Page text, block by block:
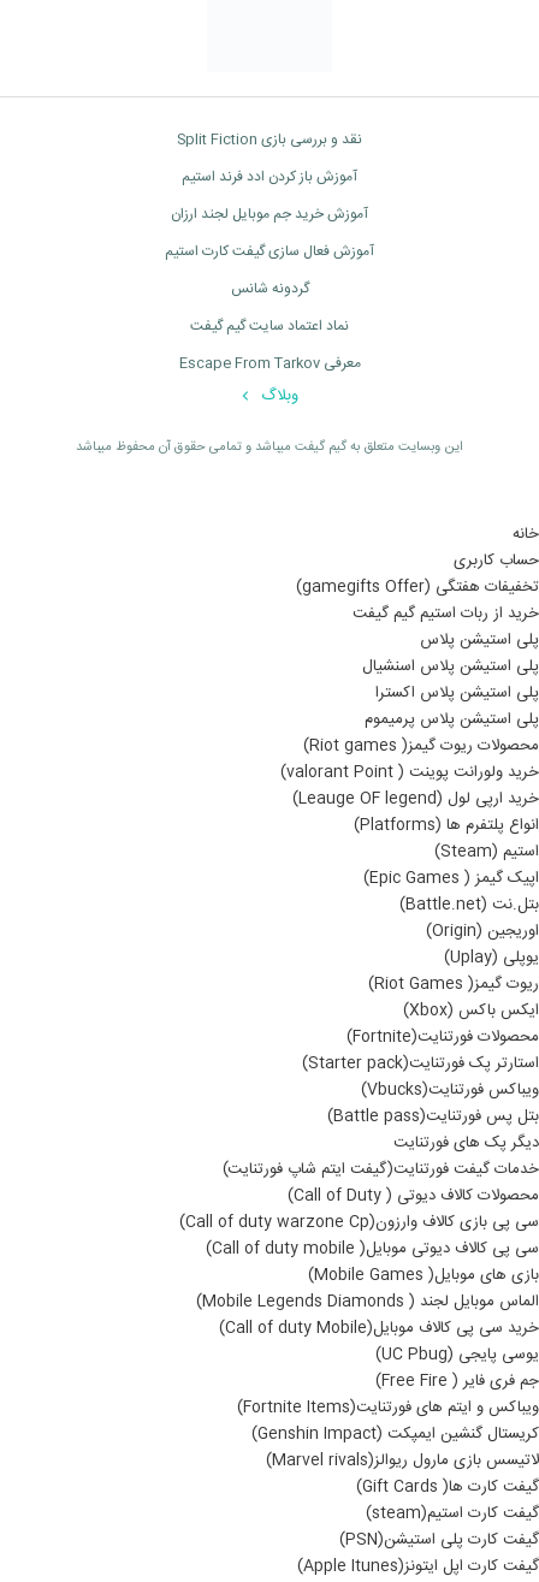
نقد و بررسی بازی Split Fiction
آموزش باز کردن ادد فرند استیم
آموزش خرید جم موبایل لجند ارزان
آموزش فعال سازی گیفت کارت استیم
گردونه شانس
نماد اعتماد سایت گیم گیفت
معرفی Escape From Tarkov
وبلاگ
اين وبسايت متعلق به گیم گیفت ميباشد و تمامی حقوق آن محفوظ ميباشد
خانه
حساب کاربری
تخفیفات هفتگی (gamegifts Offer)
خرید از ربات استیم گیم گیفت
پلی استیشن پلاس
پلی استیشن پلاس اسنشیال
پلی استیشن پلاس اکسترا
پلی استیشن پلاس پرمیموم
محصولات ریوت گیمز( Riot games)
خرید ولورانت پوینت ( valorant Point)
خرید ارپی لول (Leauge OF legend)
انواع پلتفرم ها (Platforms)
استیم (Steam)
اپیک گیمز ( Epic Games)
بتل.نت (Battle.net)
اوریجین (Origin)
یوپلی (Uplay)
ریوت گیمز( Riot Games)
ایکس باکس (Xbox)
محصولات فورتنایت(Fortnite)
استارتر پک فورتنایت(Starter pack)
ویباکس فورتنایت(Vbucks)
بتل پس فورتنایت(Battle pass)
دیگر پک های فورتنایت
خدمات گیفت فورتنایت(گیفت ایتم شاپ فورتنایت)
محصولات کالاف دیوتی ( Call of Duty)
سی پی بازی کالاف وارزون(Call of duty warzone Cp)
سی پی کالاف دیوتی موبایل( Call of duty mobile)
بازی های موبایل( Mobile Games)
الماس موبایل لجند ( Mobile Legends Diamonds)
خرید سی پی کالاف موبایل(Call of duty Mobile)
یوسی پایجی (UC Pbug)
جم فری فایر ( Free Fire)
ویباکس و ایتم های فورتنایت(Fortnite Items)
کریستال گنشین ایمپکت (Genshin Impact)
لاتیسس بازی مارول ریوالز(Marvel rivals)
گیفت کارت ها( Gift Cards)
گیفت کارت استیم(steam)
گیفت کارت پلی استیشن(PSN)
گیفت کارت اپل ایتونز(Apple Itunes)